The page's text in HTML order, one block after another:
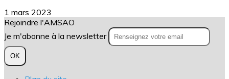
1 mars 2023
Rejoindre l'AMSAO
Je m'abonne à la newsletter
OK